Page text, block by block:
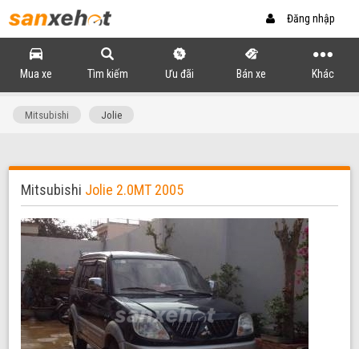
Đăng nhập
Mua xe Tìm kiếm Ưu đãi Bán xe Khác
Mitsubishi Jolie
Mitsubishi Jolie 2.0MT 2005